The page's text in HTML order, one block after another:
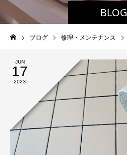
BLOG
ブログ 修理・メンテナンス
JUN
17
2023